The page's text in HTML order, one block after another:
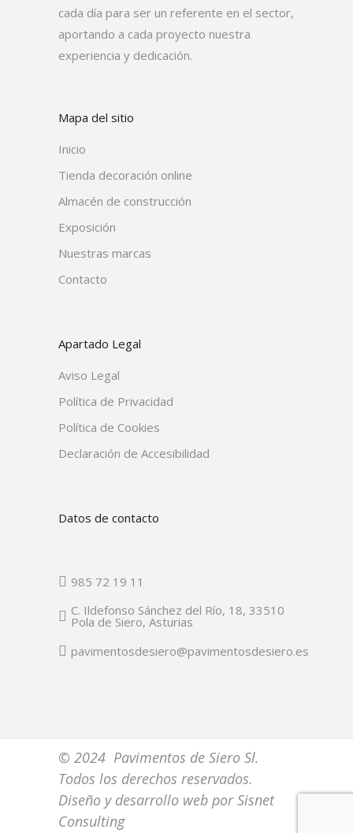
cada día para ser un referente en el sector,
aportando a cada proyecto nuestra
experiencia y dedicación.
Mapa del sitio
Inicio
Tienda decoración online
Almacén de construcción
Exposición
Nuestras marcas
Contacto
Apartado Legal
Aviso Legal
Política de Privacidad
Política de Cookies
Declaración de Accesibilidad
Datos de contacto
985 72 19 11
C. Ildefonso Sánchez del Río, 18, 33510
Pola de Siero, Asturias
pavimentosdesiero@pavimentosdesiero.es
© 2024 Pavimentos de Siero Sl.
Todos los derechos reservados.
Diseño y desarrollo web porSisnet
Consulting